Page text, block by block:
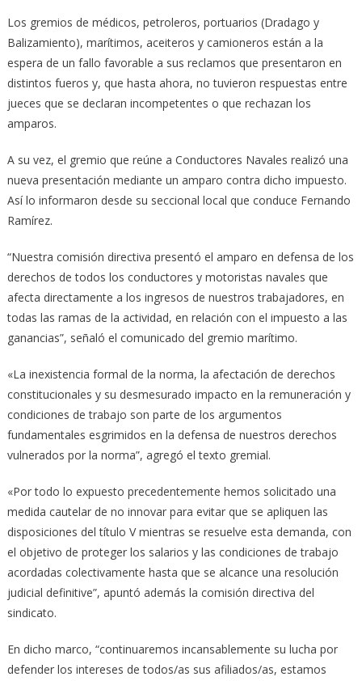
Los gremios de médicos, petroleros, portuarios (Dradago y
Balizamiento), marítimos, aceiteros y camioneros están a la
espera de un fallo favorable a sus reclamos que presentaron en
distintos fueros y, que hasta ahora, no tuvieron respuestas entre
jueces que se declaran incompetentes o que rechazan los
amparos.
A su vez, el gremio que reúne a Conductores Navales realizó una
nueva presentación mediante un amparo contra dicho impuesto.
Así lo informaron desde su seccional local que conduce Fernando
Ramírez.
“Nuestra comisión directiva presentó el amparo en defensa de los
derechos de todos los conductores y motoristas navales que
afecta directamente a los ingresos de nuestros trabajadores, en
todas las ramas de la actividad, en relación con el impuesto a las
ganancias”, señaló el comunicado del gremio marítimo.
«La inexistencia formal de la norma, la afectación de derechos
constitucionales y su desmesurado impacto en la remuneración y
condiciones de trabajo son parte de los argumentos
fundamentales esgrimidos en la defensa de nuestros derechos
vulnerados por la norma”, agregó el texto gremial.
«Por todo lo expuesto precedentemente hemos solicitado una
medida cautelar de no innovar para evitar que se apliquen las
disposiciones del título V mientras se resuelve esta demanda, con
el objetivo de proteger los salarios y las condiciones de trabajo
acordadas colectivamente hasta que se alcance una resolución
judicial definitive”, apuntó además la comisión directiva del
sindicato.
En dicho marco, “continuaremos incansablemente su lucha por
defender los intereses de todos/as sus afiliados/as, estamos